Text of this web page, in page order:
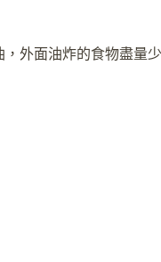
外面油炸的食物盡量